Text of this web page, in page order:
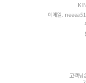
이메일.
고객님